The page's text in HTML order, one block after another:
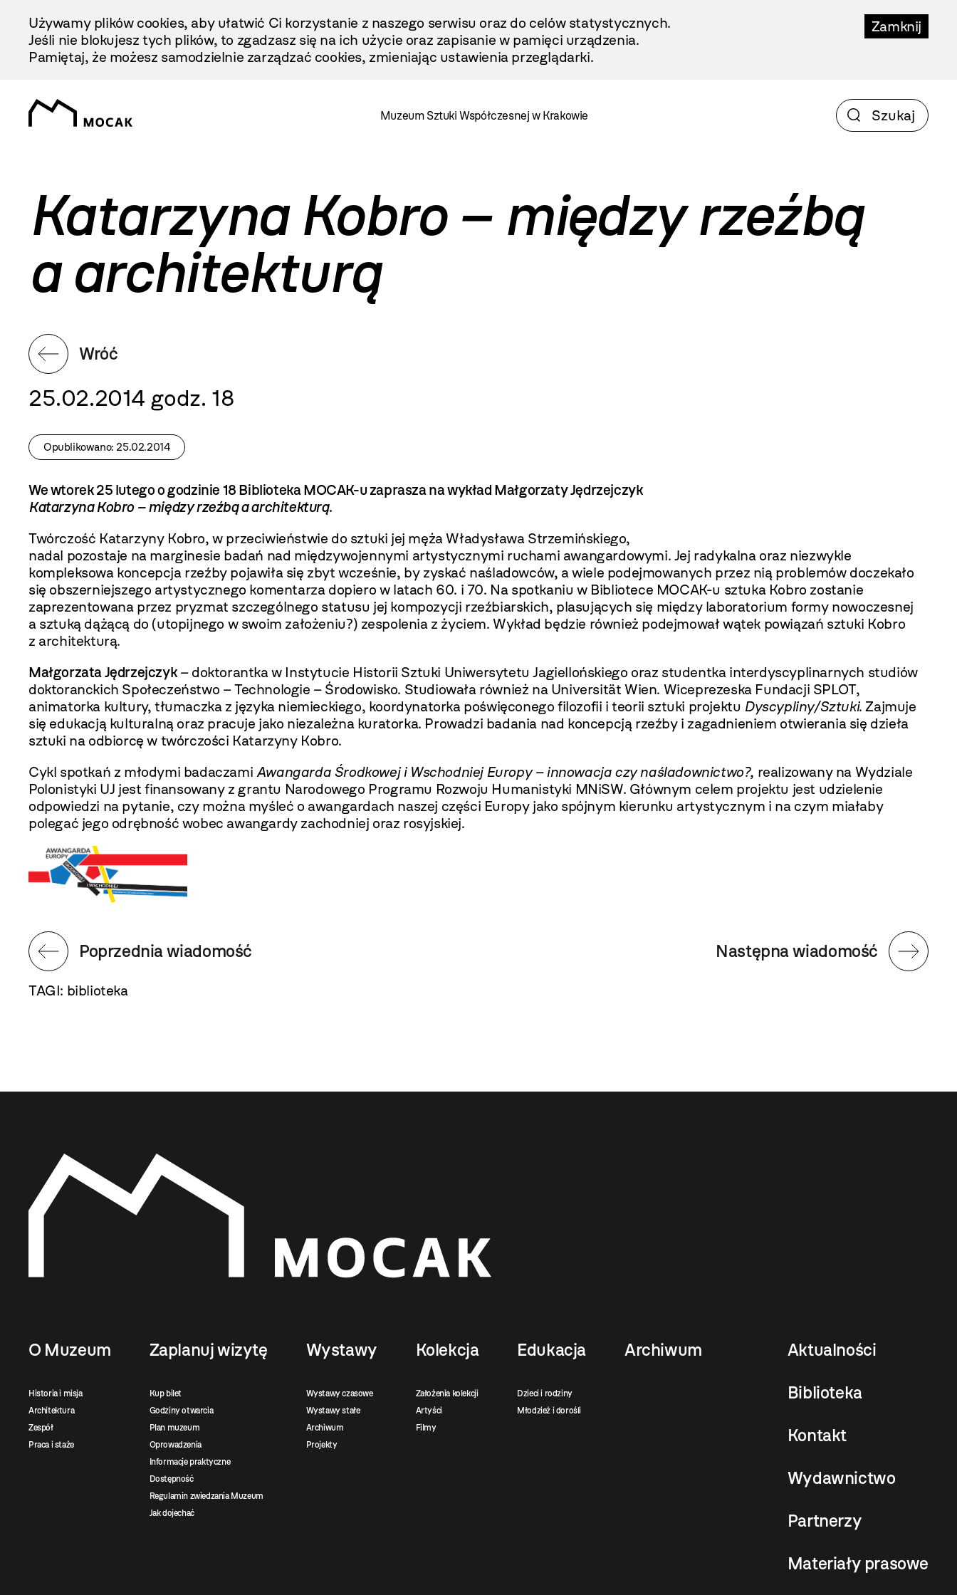
Treści
Zamknij
Używamy plików cookies, aby ułatwić Ci korzystanie z naszego serwisu oraz do celów statystycznych.
Jeśli nie blokujesz tych plików, to zgadzasz się na ich użycie oraz zapisanie w pamięci urządzenia.
Pamiętaj, że możesz samodzielnie zarządzać cookies, zmieniając ustawienia przeglądarki.
Muzeum Sztuki Współczesnej w Krakowie
Katarzyna Kobro – między rzeźbą
a architekturą
Wróć
25.02.2014 godz. 18
Opublikowano: 25.02.2014
We wtorek 25 lutego o godzinie 18 Biblioteka MOCAK-u zaprasza na wykład Małgorzaty Jędrzejczyk
Katarzyna Kobro – między rzeźbą a architekturą.
Twórczość Katarzyny Kobro, w przeciwieństwie do sztuki jej męża Władysława Strzemińskiego,
nadal pozostaje na marginesie badań nad międzywojennymi artystycznymi ruchami awangardowymi. Jej radykalna oraz niezwykle
kompleksowa koncepcja rzeźby pojawiła się zbyt wcześnie, by zyskać naśladowców, a wiele podejmowanych przez nią problemów doczekało
się obszerniejszego artystycznego komentarza dopiero w latach 60. i 70. Na spotkaniu w Bibliotece MOCAK-u sztuka Kobro zostanie
zaprezentowana przez pryzmat szczególnego statusu jej kompozycji rzeźbiarskich, plasujących się między laboratorium formy nowoczesnej
a sztuką dążącą do (utopijnego w swoim założeniu?) zespolenia z życiem. Wykład będzie również podejmował wątek powiązań sztuki Kobro
z architekturą.
Małgorzata Jędrzejczyk– doktorantka w Instytucie Historii Sztuki Uniwersytetu Jagiellońskiego oraz studentka interdyscyplinarnych studiów
doktoranckich Społeczeństwo – Technologie – Środowisko. Studiowała również na Universität Wien. Wiceprezeska Fundacji SPLOT,
animatorka kultury, tłumaczka z języka niemieckiego, koordynatorka poświęconego filozofii i teorii sztuki projektu Dyscypliny/Sztuki. Zajmuje
się edukacją kulturalną oraz pracuje jako niezależna kuratorka. Prowadzi badania nad koncepcją rzeźby i zagadnieniem otwierania się dzieła
sztuki na odbiorcę w twórczości Katarzyny Kobro.
Cykl spotkań z młodymi badaczami Awangarda Środkowej i Wschodniej Europy – innowacja czy naśladownictwo?, realizowany na Wydziale
Polonistyki UJ jest finansowany z grantu Narodowego Programu Rozwoju Humanistyki MNiSW. Głównym celem projektu jest udzielenie
odpowiedzi na pytanie, czy można myśleć o awangardach naszej części Europy jako spójnym kierunku artystycznym i na czym miałaby
polegać jego odrębność wobec awangardy zachodniej oraz rosyjskiej.
Następna wiadomość
Poprzednia wiadomość
TAGI: biblioteka
O Muzeum
Historia i misja
Architektura
Zespół
Praca i staże
Zaplanuj wizytę
Kup bilet
Godziny otwarcia
Plan muzeum
Oprowadzenia
Informacje praktyczne
Dostępność
Regulamin zwiedzania Muzeum
Jak dojechać
Wystawy
Wystawy czasowe
Wystawy stałe
Archiwum
Projekty
Kolekcja
Założenia kolekcji
Artyści
Filmy
Edukacja
Dzieci i rodziny
Młodzież i dorośli
Archiwum Aktualności
Biblioteka
Kontakt
Wydawnictwo
Partnerzy
Materiały prasowe